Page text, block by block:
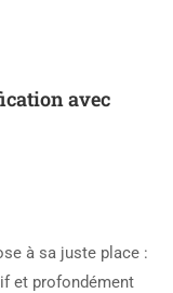
avec
à sa juste place :
et profondément